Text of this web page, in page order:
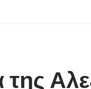
της